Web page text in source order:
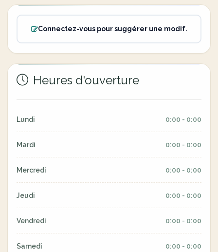
Connectez-vous pour suggérer une modif.
Heures d'ouverture
Lundi 0:00 - 0:00
Mardi 0:00 - 0:00
Mercredi 0:00 - 0:00
Jeudi 0:00 - 0:00
Vendredi 0:00 - 0:00
Samedi 0:00 - 0:00